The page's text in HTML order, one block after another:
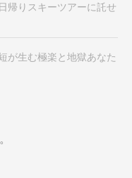
帰りスキーツアーに託せ
が生む極楽と地獄あなた